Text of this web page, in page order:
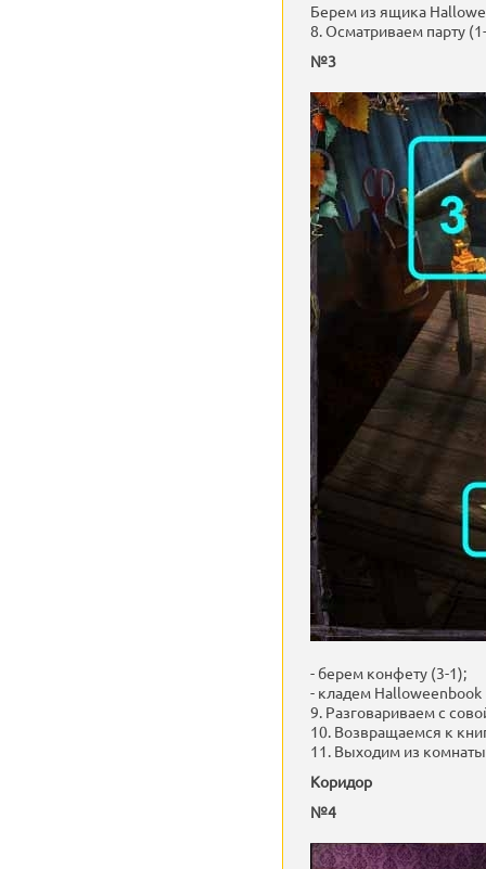
Берем из ящика
8. Осматриваем парту
№3
- берем конфету (3-1);
- кладем Halloweenbook
9. Разговариваем с
10. Возвращаемся к
11. Выходим из
Коридор
№4